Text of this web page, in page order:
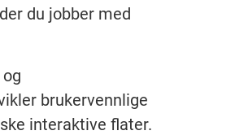
du jobber med
brukervennlige
interaktive flater.